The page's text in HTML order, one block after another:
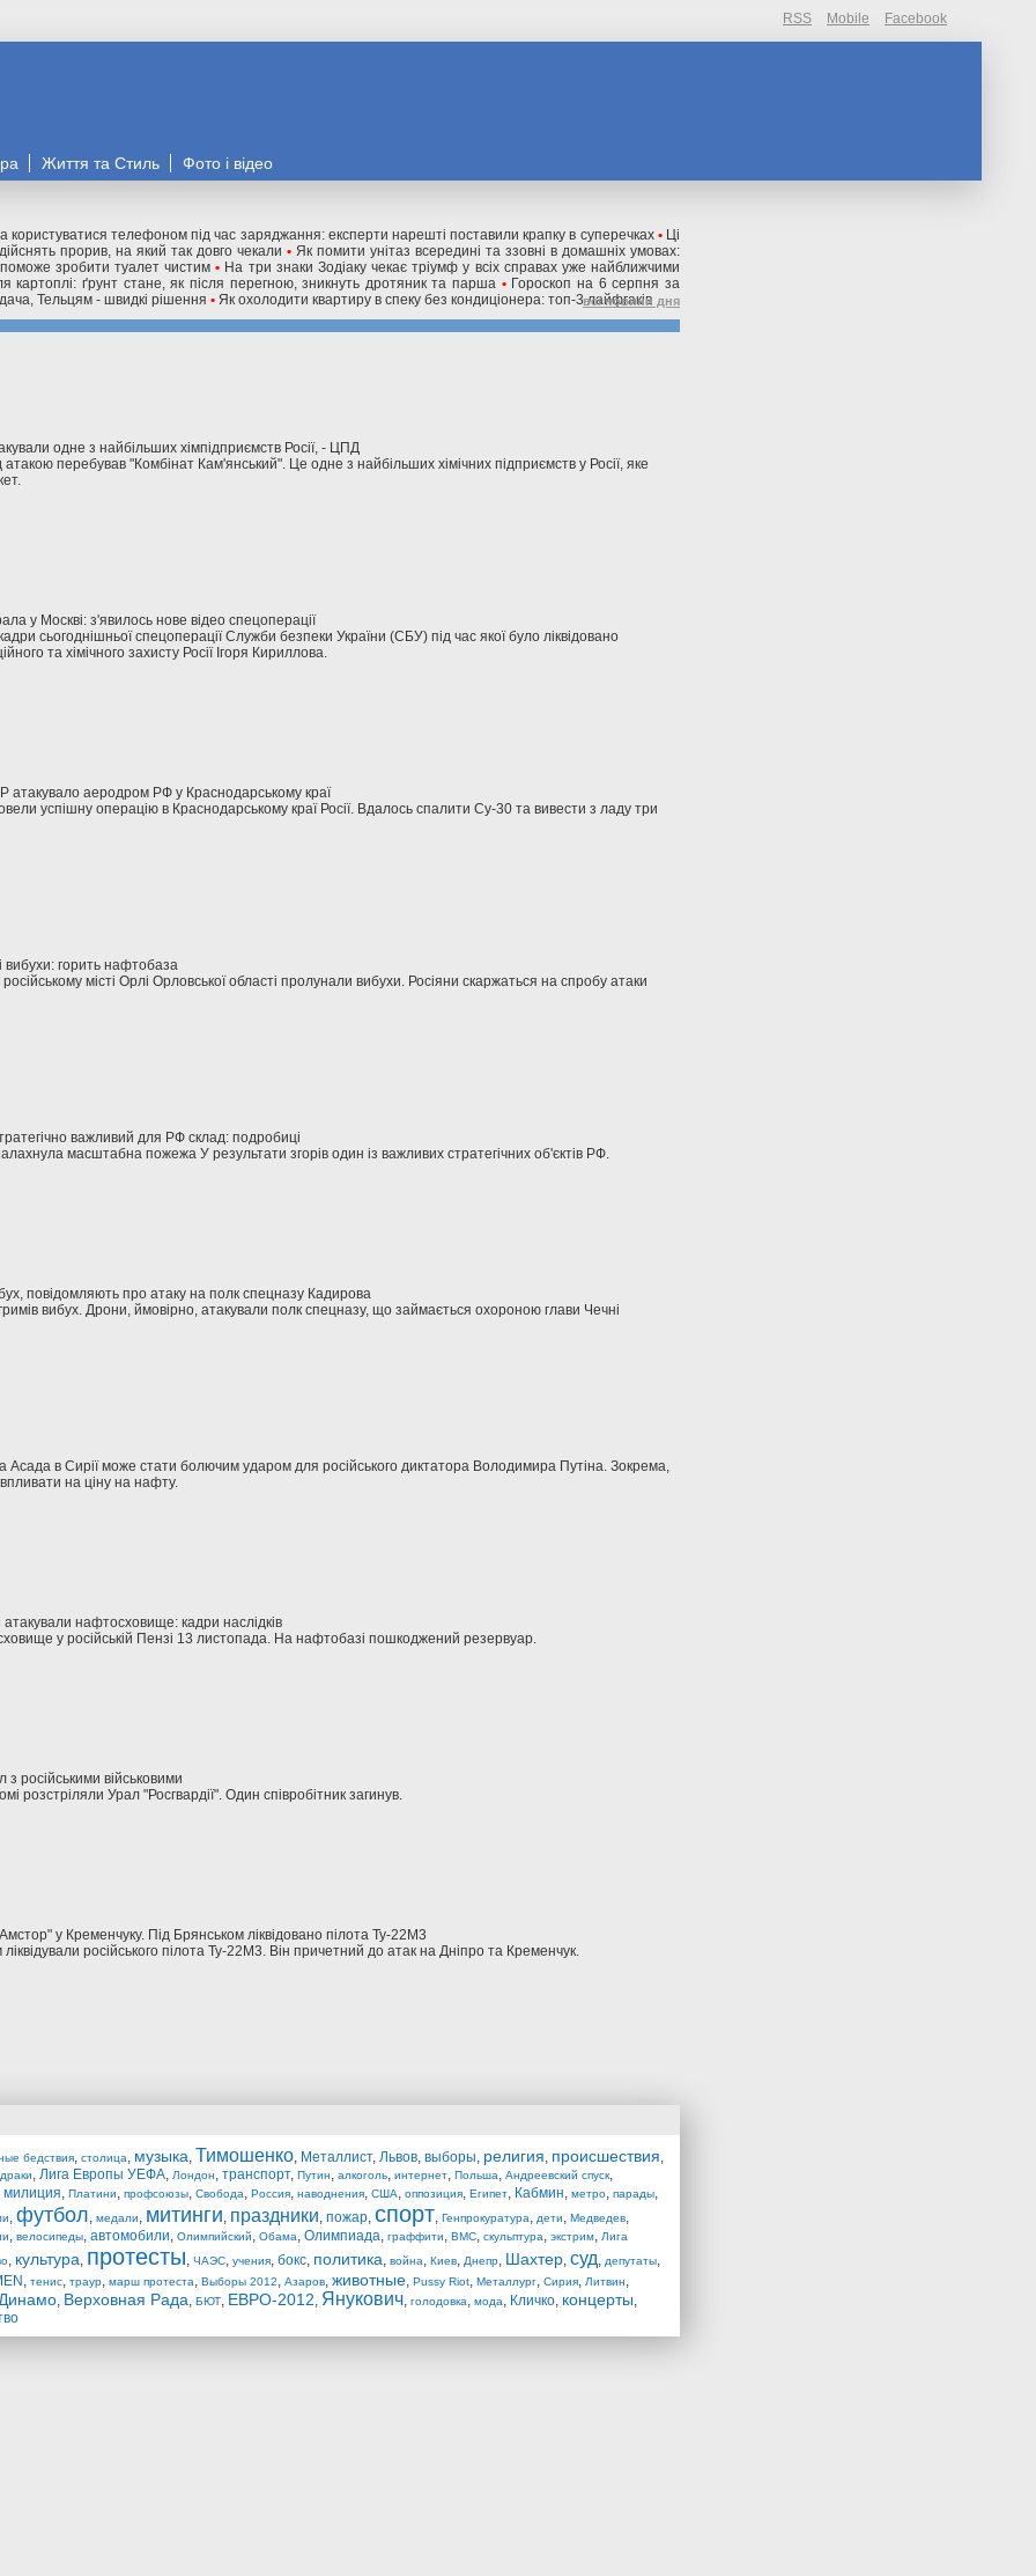
RSS Mobile Facebook
Життя та Стиль Фото і відео
користуватися телефоном під час заряджання: експерти нарешті поставили крапку в суперечках • Ці
прорив, на який так довго чекали • Як помити унітаз всередині та ззовні в домашніх умовах:
зробити туалет чистим • На три знаки Зодіаку чекає тріумф у всіх справах уже найближчими
картоплі: ґрунт стане, як після перегною, зникнуть дротяник та парша • Гороскоп на 6 серпня за
Тельцям - швидкі рішення • Як охолодити квартиру в спеку без кондиціонера: топ-3 лайфгаків
всі новини дня
одне з найбільших хімпідприємств Росії, - ЦПД
атакою перебував "Комбінат Кам'янський". Це одне з найбільших хімічних підприємств у Росії, яке
у Москві: з'явилось нове відео спецоперації
сьогоднішньої спецоперації Служби безпеки України (СБУ) під час якої було ліквідовано
та хімічного захисту Росії Ігоря Кириллова.
атакувало аеродром РФ у Краснодарському краї
успішну операцію в Краснодарському краї Росії. Вдалось спалити Су-30 та вивести з ладу три
вибухи: горить нафтобаза
місті Орлі Орловської області пролунали вибухи. Росіяни скаржаться на спробу атаки
важливий для РФ склад: подробиці
масштабна пожежа У результати згорів один із важливих стратегічних об'єктів РФ.
повідомляють про атаку на полк спецназу Кадирова
вибух. Дрони, ймовірно, атакували полк спецназу, що займається охороною глави Чечні
в Сирії може стати болючим ударом для російського диктатора Володимира Путіна. Зокрема,
на ціну на нафту.
атакували нафтосховище: кадри наслідків
у російській Пензі 13 листопада. На нафтобазі пошкоджений резервуар.
російськими військовими
розстріляли Урал "Росгвардії". Один співробітник загинув.
у Кременчуку. Під Брянськом ліквідовано пілота Ту-22М3
російського пілота Ту-22М3. Він причетний до атак на Дніпро та Кременчук.
бедствия, столица, музыка, Тимошенко, Металлист, Львов, выборы, религия, происшествия,
драки, Лига Европы УЕФА, Лондон, транспорт, Путин, алкоголь, интернет, Польша, Андреевский спуск,
милиция, Платини, профсоюзы, Свобода, Россия, наводнения, США, оппозиция, Египет, Кабмин, метро, парады,
, футбол, медали, митинги, праздники, пожар, спорт, Генпрокуратура, дети, Медведев,
, велосипеды, автомобили, Олимпийский, Обама, Олимпиада, граффити, ВМС, скульптура, экстрим, Лига
, культура, протесты, ЧАЭС, учения, бокс, политика, война, Киев, Днепр, Шахтер, суд, депутаты,
, тенис, траур, марш протеста, Выборы 2012, Азаров, животные, Pussy Riot, Металлург, Сирия, Литвин,
Динамо, Верховная Рада, БЮТ, ЕВРО-2012, Янукович, голодовка, мода, Кличко, концерты,